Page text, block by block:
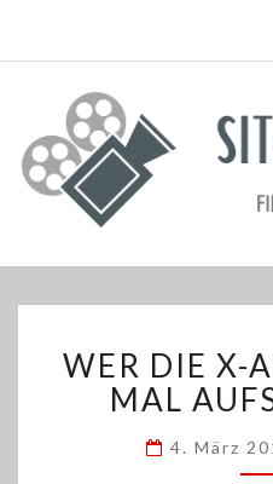
WER DIE X-
MAL
4. März